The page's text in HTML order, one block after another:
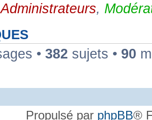
Administrateurs,
• 382 sujets • 90
Propulsé par phpBB®